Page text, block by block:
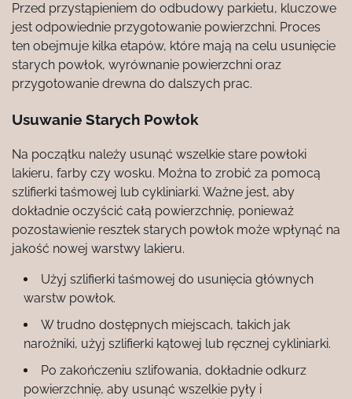
Przed przystąpieniem do odbudowy parkietu, kluczowe
jest odpowiednie przygotowanie powierzchni. Proces
ten obejmuje kilka etapów, które mają na celu usunięcie
starych powłok, wyrównanie powierzchni oraz
przygotowanie drewna do dalszych prac.
Usuwanie Starych Powłok
Na początku należy usunąć wszelkie stare powłoki
lakieru, farby czy wosku. Można to zrobić za pomocą
szlifierki taśmowej lub cykliniarki. Ważne jest, aby
dokładnie oczyścić całą powierzchnię, ponieważ
pozostawienie resztek starych powłok może wpłynąć na
jakość nowej warstwy lakieru.
Użyj szlifierki taśmowej do usunięcia głównych
warstw powłok.
W trudno dostępnych miejscach, takich jak
narożniki, użyj szlifierki kątowej lub ręcznej cykliniarki.
Po zakończeniu szlifowania, dokładnie odkurz
powierzchnię, aby usunąć wszelkie pyły i